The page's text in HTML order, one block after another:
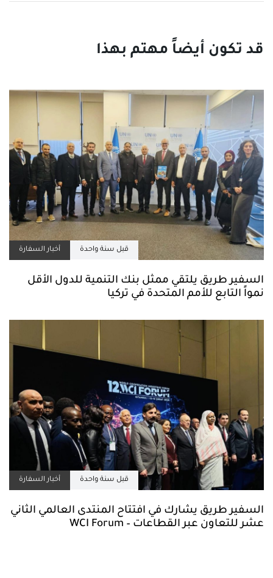
قبل سنة واحدة أخبار السفارة
السفير طريق يلتقي ممثل بنك التنمية للدول الأقل
نمواً التابع للأمم المتحدة في تركيا
قبل سنة واحدة أخبار السفارة
السفير طريق يشارك في افتتاح المنتدى العالمي الثاني
عشر للتعاون عبر القطاعات – WCI Forum